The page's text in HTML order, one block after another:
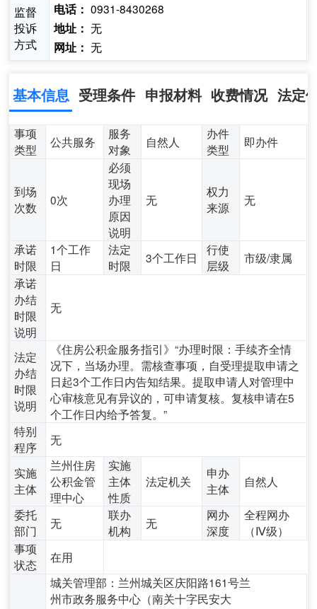
监督
投诉
方式
电话： 0931-8430268
地址： 无
网址： 无
基本信息 受理条件 申报材料 收费情况 法定
事项
类型
公共服务
服务
对象
自然人
办件
类型
即办件
到场
次数
0次
必须
现场
办理
原因
说明
无
权力
来源
无
承诺
时限
1个工作
日
法定
时限
3个工作日
行使
层级
市级/隶属
承诺
办结
时限
说明
无
法定
办结
时限
说明
《住房公积金服务指引》“办理时限：手续齐全情
况下，当场办理。需核查事项，自受理提取申请之
日起3个工作日内告知结果。提取申请人对管理中
心审核意见有异议的，可申请复核。复核申请在5
个工作日内给予答复。”
特别
程序
无
实施
主体
兰州住房
公积金管
理中心
实施
主体
性质
法定机关
申办
主体
自然人
委托
部门
无
联办
机构
无
网办
深度
全程网办
（Ⅳ级）
事项
状态
在用
城关管理部：兰州城关区庆阳路161号兰
州市政务服务中心（南关十字民安大